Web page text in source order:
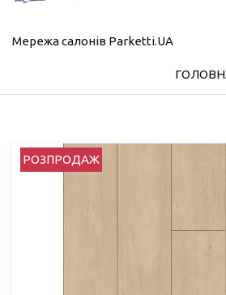
Мережа салонів Parketti.UA
РОЗПРОДАЖ